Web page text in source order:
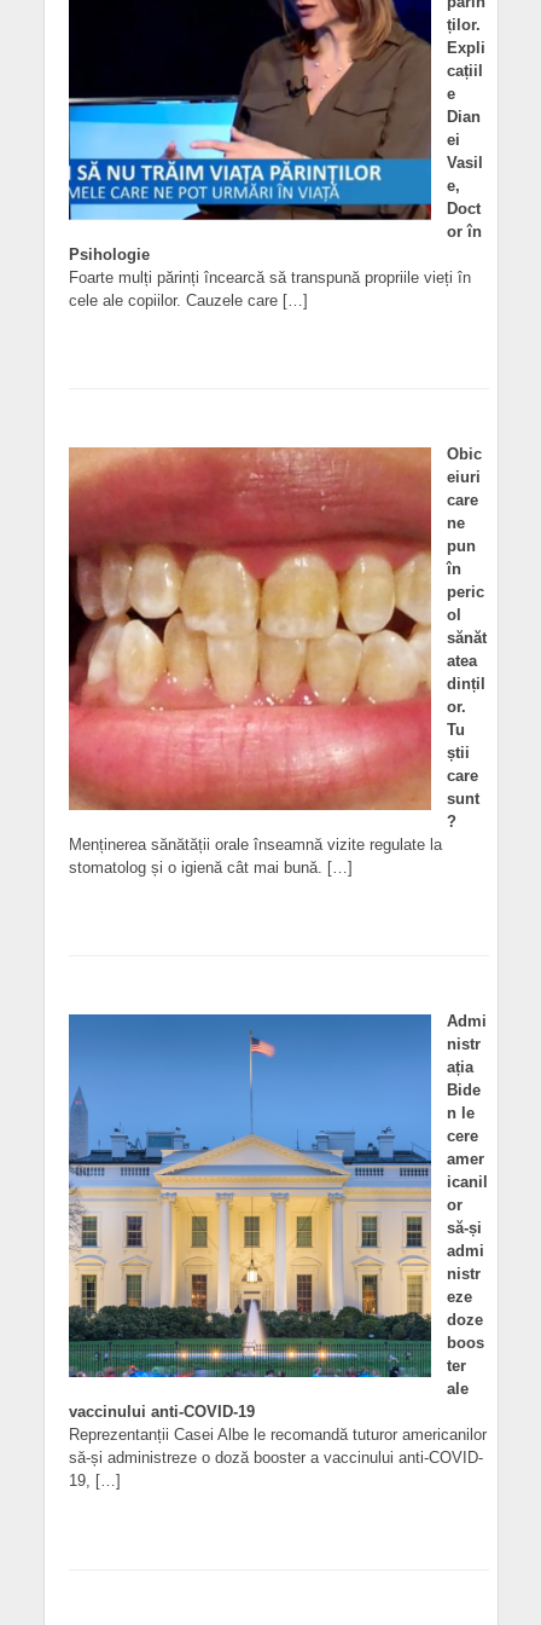
ților.
Expli
cațiil
e
Dian
ei
Vasil
e,
Doct
or în
Psihologie
Foarte mulți părinți încearcă să transpună propriile vieți în
cele ale copiilor. Cauzele care […]
Obic
eiuri
care
ne
pun
în
peric
ol
sănăt
atea
dințil
or.
Tu
știi
care
sunt
?
Menținerea sănătății orale înseamnă vizite regulate la
stomatolog și o igienă cât mai bună. […]
Admi
nistr
ația
Bide
n le
cere
amer
icanil
or
să-și
admi
nistr
eze
doze
boos
ter
ale
vaccinului anti-COVID-19
Reprezentanții Casei Albe le recomandă tuturor americanilor
să-și administreze o doză booster a vaccinului anti-COVID-
19, […]